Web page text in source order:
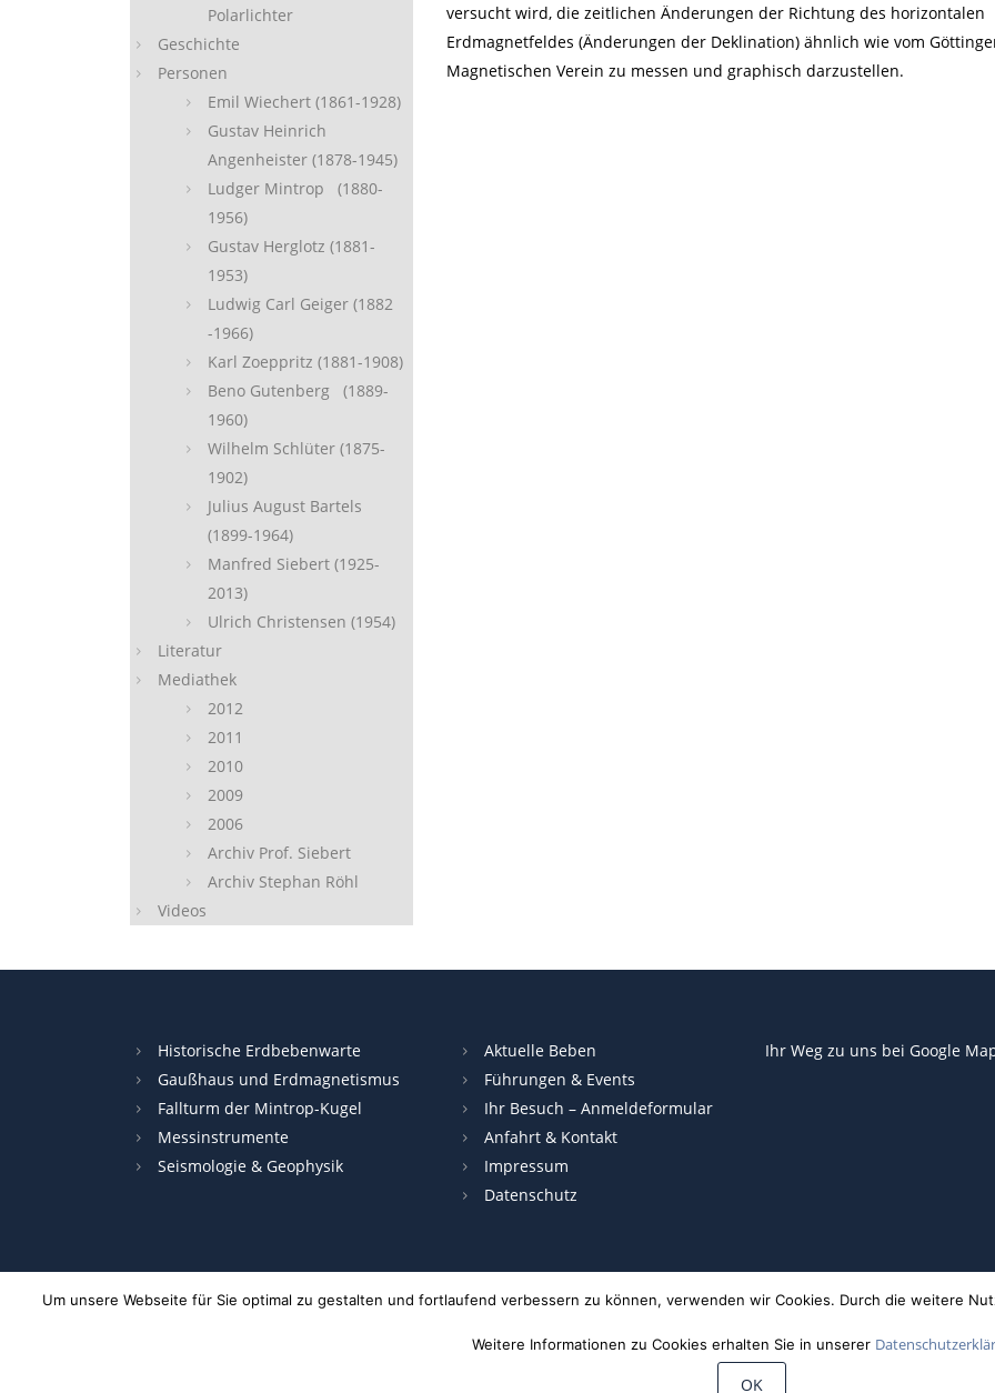
Polarlichter
Geschichte
Personen
Emil Wiechert (1861-1928)
Gustav Heinrich
Angenheister (1878-1945)
Ludger Mintrop (1880-
1956)
Gustav Herglotz (1881-
1953)
Ludwig Carl Geiger (1882
-1966)
Karl Zoeppritz (1881-1908)
Beno Gutenberg (1889-
1960)
Wilhelm Schlüter (1875-
1902)
Julius August Bartels
(1899-1964)
Manfred Siebert (1925-
2013)
Ulrich Christensen (1954)
Literatur
Mediathek
2012
2011
2010
2009
2006
Archiv Prof. Siebert
Archiv Stephan Röhl
Videos
versucht wird, die zeitlichen Änderungen der Richtung des horizontalen
Erdmagnetfeldes (Änderungen der Deklination) ähnlich wie vom
Magnetischen Verein zu messen und graphisch darzustellen.
Historische Erdbebenwarte
Gaußhaus und Erdmagnetismus
Fallturm der Mintrop-Kugel
Messinstrumente
Seismologie & Geophysik
Aktuelle Beben
Führungen & Events
Ihr Besuch – Anmeldeformular
Anfahrt & Kontakt
Impressum
Datenschutz
Ihr Weg zu uns beiGoogle
Wiechert'sche Erdbebenwarte Göttingen
Um unsere Webseite für Sie optimal zu gestalten und fortlaufend verbessern zu können, verwenden wir Cookies. Durch die weitere
Weitere Informationen zu Cookies erhalten Sie in unserer
OK